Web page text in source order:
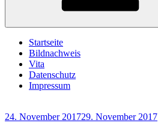
Startseite
Bildnachweis
Vita
Datenschutz
Impressum
Veröffentlicht
24. November 201729. November 2017